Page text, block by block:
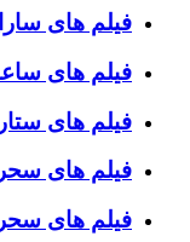
فیلم های
فیلم های
فیلم های
فیلم های سحر
فیلم های